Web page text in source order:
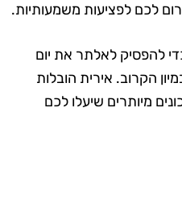
לכם לפציעות משמעותיות.
להפסיק לאלתר את יום
הקרוב. אירית הובלות
מיותרים שיעלו לכם